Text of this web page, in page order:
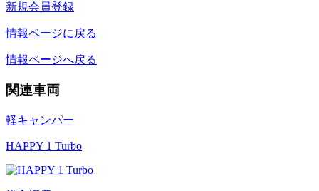
新規会員登録
情報ページに戻る
情報ページへ戻る
関連車両
軽キャンパー
HAPPY 1 Turbo